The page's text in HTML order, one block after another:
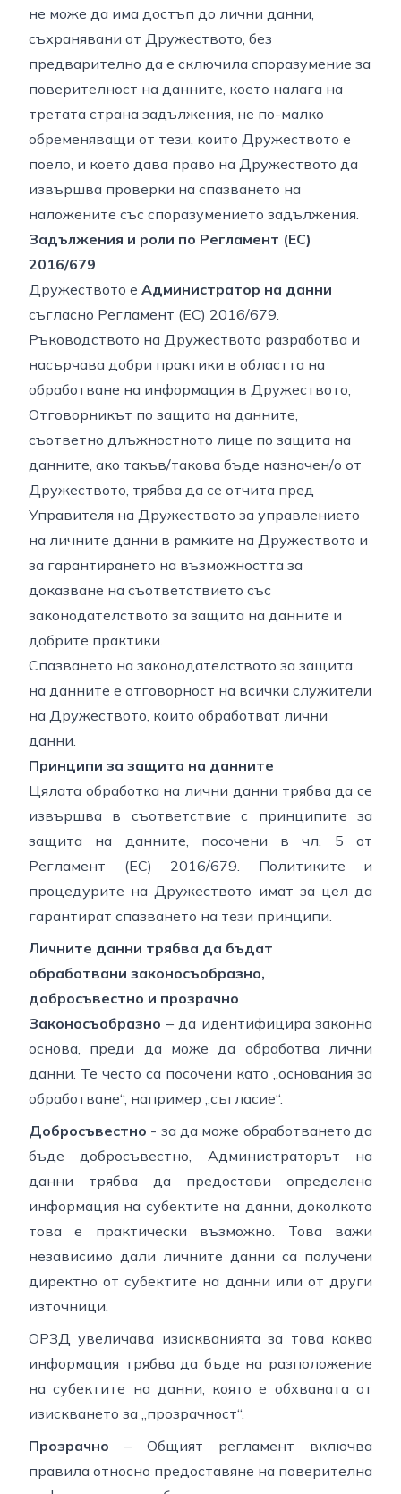
не може да има достъп до лични данни,
съхранявани от Дружеството, без
предварително да е сключила споразумение за
поверителност на данните, което налага на
третата страна задължения, не по-малко
обременяващи от тези, които Дружеството е
поело, и което дава право на Дружеството да
извършва проверки на спазването на
наложените със споразумението задължения.
Задължения и роли по Регламент (ЕС)
2016/679
Дружеството е Администратор на данни
съгласно Регламент (ЕС) 2016/679.
Ръководството на Дружеството разработва и
насърчава добри практики в областта на
обработване на информация в Дружеството;
Отговорникът по защита на данните,
съответно длъжностното лице по защита на
данните, ако такъв/такова бъде назначен/о от
Дружеството, трябва да се отчита пред
Управителя на Дружеството за управлението
на личните данни в рамките на Дружеството и
за гарантирането на възможността за
доказване на съответствието със
законодателството за защита на данните и
добрите практики.
Спазването на законодателството за защита
на данните е отговорност на всички служители
на Дружеството, които обработват лични
данни.
Принципи за защита на данните
Цялата обработка на лични данни трябва да се
извършва в съответствие с принципите за
защита на данните, посочени в чл. 5 от
Регламент (ЕС) 2016/679. Политиките и
процедурите на Дружеството имат за цел да
гарантират спазването на тези принципи.
Личните данни трябва да бъдат
обработвани законосъобразно,
добросъвестно и прозрачно
Законосъобразно – да идентифицира законна
основа, преди да може да обработва лични
данни. Те често са посочени като „основания за
обработване“, например „съгласие“.
Добросъвестно - за да може обработването да
бъде добросъвестно, Администраторът на
данни трябва да предостави определена
информация на субектите на данни, доколкото
това е практически възможно. Това важи
независимо дали личните данни са получени
директно от субектите на данни или от други
източници.
ОРЗД увеличава изискванията за това каква
информация трябва да бъде на разположение
на субектите на данни, която е обхваната от
изискването за „прозрачност“.
Прозрачно – Общият регламент включва
правила относно предоставяне на поверителна